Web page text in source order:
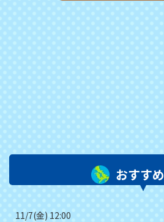
おすす
11/7(金) 12:00